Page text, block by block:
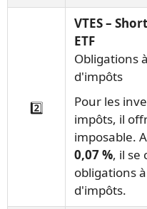
2️⃣
VTES –
ETF
Obligations
d'impôts
Pour les
impôts, il
imposable.
0,07 %, il se
obligations
d'impôts.